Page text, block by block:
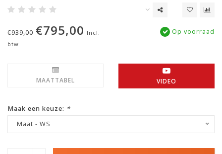
€939,00 €795,00 Incl.
btw
Op voorraad
MAATTABEL VIDEO
Maak een keuze: *
Maat - WS